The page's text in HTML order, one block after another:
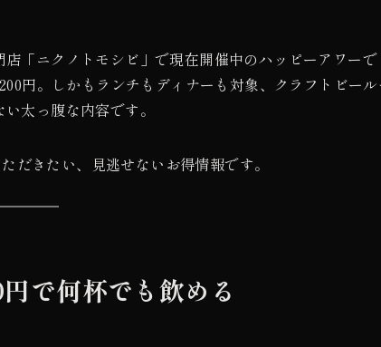
「ニクノトモシビ」で現在開催中のハッピーアワーで
円。しかもランチもディナーも対象、クラフトビー
太っ腹な内容です。
だきたい、見逃せないお得情報です。
で何杯でも飲める